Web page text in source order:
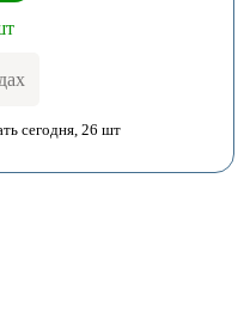
сегодня, 26 шт